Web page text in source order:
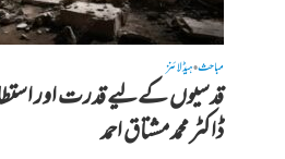
مباحث•ہیڈلائنز
قدسیوں کےلیے قدرت اور
ڈاکٹر محمد مشتاق احمد